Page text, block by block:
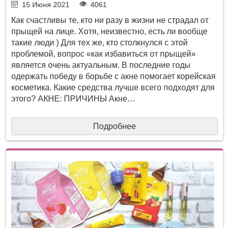
15 Июня 2021 4061
Как счастливы те, кто ни разу в жизни не страдал от
прыщей на лице. Хотя, неизвестно, есть ли вообще
такие люди ) Для тех же, кто столкнулся с этой
проблемой, вопрос «как избавиться от прыщей»
является очень актуальным. В последние годы
одержать победу в борьбе с акне помогает корейская
косметика. Какие средства лучше всего подходят для
этого? АКНЕ: ПРИЧИНЫ Акне…
Подробнее